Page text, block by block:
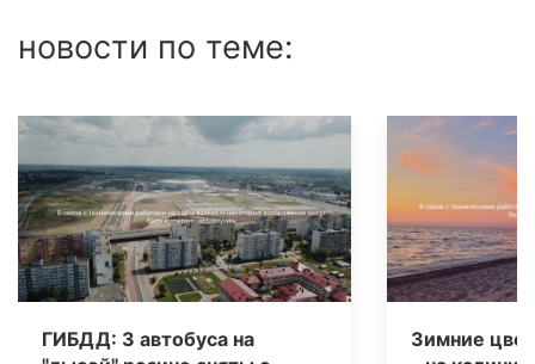
новости по теме:
ГИБДД: 3 автобуса на
Зимние